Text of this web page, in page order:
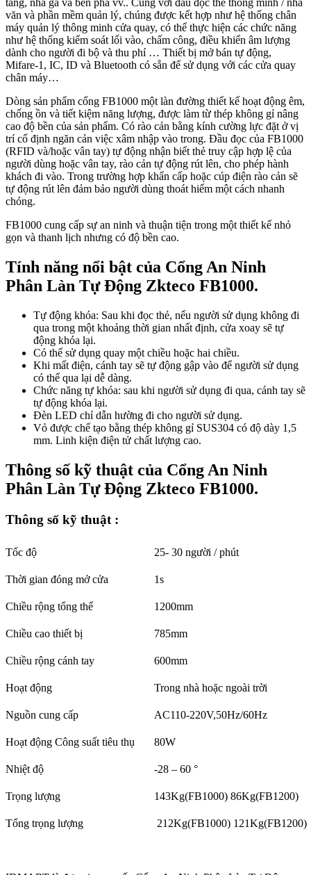
văn và phần mềm quản lý, chúng được kết hợp như hệ thống chân
máy quản lý thông minh cửa quay, có thể thực hiện các chức năng
như hệ thống kiểm soát lối vào, chấm công, điều khiển âm lượng
dành cho người đi bộ và thu phí … Thiết bị mở bán tự động,
Mifare-1, IC, ID và Bluetooth có sẵn để sử dụng với các cửa quay
chân máy…
Dòng sản phẩm cổng FB1000 một làn đường thiết kế hoạt động êm,
chống ồn và tiết kiệm năng lượng, được làm từ thép không gỉ nâng
cao độ bền của sản phẩm. Có rào cản bằng kính cường lực đặt ở vị
trí cố định ngăn cản việc xâm nhập vào trong. Đầu đọc của FB1000
(RFID và/hoặc vân tay) tự động nhận biết thẻ truy cập hợp lệ của
người dùng hoặc vân tay, rào cản tự động rút lên, cho phép hành
khách đi vào. Trong trường hợp khẩn cấp hoặc cúp điện rào cản sẽ
tự động rút lên đảm bảo người dùng thoát hiểm một cách nhanh
chóng.
FB1000 cung cấp sự an ninh và thuận tiện trong một thiết kế nhỏ
gọn và thanh lịch nhưng có độ bền cao.
Tính năng nổi bật của Cổng An Ninh
Phân Làn Tự Động Zkteco FB1000.
Tự động khóa: Sau khi đọc thẻ, nếu người sử dụng không đi
qua trong một khoảng thời gian nhất định, cửa xoay sẽ tự
động khóa lại.
Có thể sử dụng quay một chiều hoặc hai chiều.
Khi mất điện, cánh tay sẽ tự động gập vào để người sử dụng
có thể qua lại dễ dàng.
Chức năng tự khóa: sau khi người sử dụng đi qua, cánh tay sẽ
tự động khóa lại.
Đèn LED chỉ dẫn hường đi cho người sử dụng.
Vỏ được chế tạo bằng thép không gỉ SUS304 có độ dày 1,5
mm. Linh kiện điện tử chất lượng cao.
Thông số kỹ thuật của Cổng An Ninh
Phân Làn Tự Động Zkteco FB1000.
Thông số kỹ thuật :
Tốc độ 25- 30 người / phút
Thời gian đóng mở cửa 1s
Chiều rộng tổng thể 1200mm
Chiều cao thiết bị 785mm
Chiều rộng cánh tay 600mm
Hoạt động Trong nhà hoặc ngoài trời
Nguồn cung cấp AC110-220V,50Hz/60Hz
Hoạt động Công suất tiêu thụ 80W
Nhiệt độ -28 – 60 °
Trọng lượng 143Kg(FB1000) 86Kg(FB1200)
Tổng trọng lượng 212Kg(FB1000) 121Kg(FB1200)